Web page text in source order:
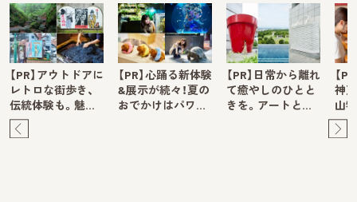
【PR】アウトドアに
レトロな街歩き、
伝統体験も。魅…
【PR】心踊る新体験
&展示が続々！夏の
おでかけはパワ…
【PR】日常から離れ
て癒やしのひとと
きを。アートと…
【
神
山